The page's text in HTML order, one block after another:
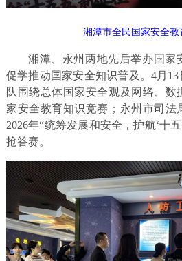
湘潭市全民国家安全教
湘潭、永州两地先后举办国家
促学推动国家安全知识普及。4月
队围绕总体国家安全观及网络、数
家安全教育知识竞赛；永州市司法
2026年“统筹发展和安全，护航‘十
抢答赛。